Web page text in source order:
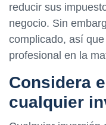
reducir sus
negocio. Sin
complicado, así
profesional en la
Considera
cualquier